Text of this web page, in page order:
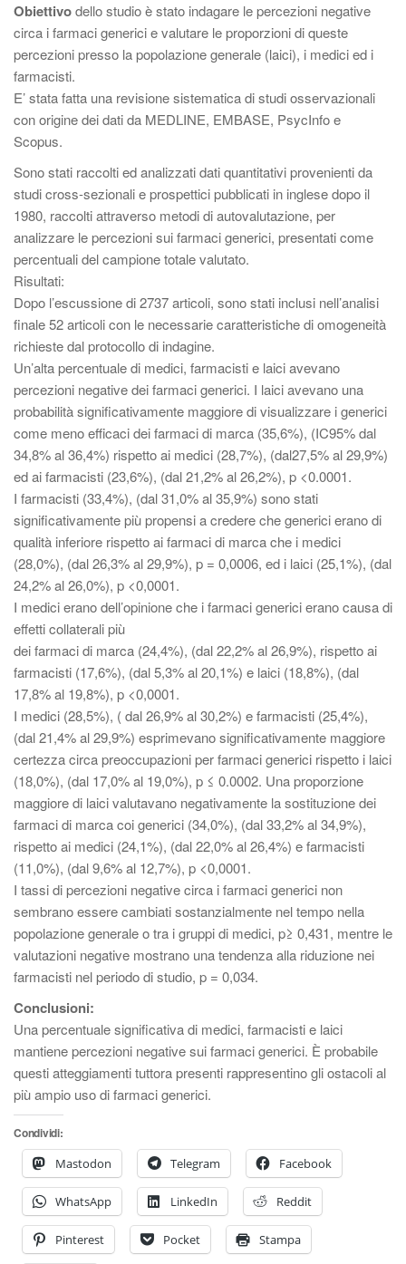
Obiettivodello studio è stato indagare le percezioni negative
circa i farmaci generici e valutare le proporzioni di queste
percezioni presso la popolazione generale (laici), i medici ed i
farmacisti.
E’ stata fatta una revisione sistematica di studi osservazionali
con origine dei dati da MEDLINE, EMBASE, PsycInfo e
Scopus.
Sono stati raccolti ed analizzati dati quantitativi provenienti da
studi cross-sezionali e prospettici pubblicati in inglese dopo il
1980, raccolti attraverso metodi di autovalutazione, per
analizzare le percezioni sui farmaci generici, presentati come
percentuali del campione totale valutato.
Risultati:
Dopo l’escussione di 2737 articoli, sono stati inclusi nell’analisi
finale 52 articoli con le necessarie caratteristiche di omogeneità
richieste dal protocollo di indagine.
Un’alta percentuale di medici, farmacisti e laici avevano
percezioni negative dei farmaci generici. I laici avevano una
probabilità significativamente maggiore di visualizzare i generici
come meno efficaci dei farmaci di marca (35,6%), (IC95% dal
34,8% al 36,4%) rispetto ai medici (28,7%), (dal27,5% al 29,9%)
ed ai farmacisti (23,6%), (dal 21,2% al 26,2%), p <0.0001.
I farmacisti (33,4%), (dal 31,0% al 35,9%) sono stati
significativamente più propensi a credere che generici erano di
qualità inferiore rispetto ai farmaci di marca che i medici
(28,0%), (dal 26,3% al 29,9%), p = 0,0006, ed i laici (25,1%), (dal
24,2% al 26,0%), p <0,0001.
I medici erano dell’opinione che i farmaci generici erano causa di
effetti collaterali più
dei farmaci di marca (24,4%), (dal 22,2% al 26,9%), rispetto ai
farmacisti (17,6%), (dal 5,3% al 20,1%) e laici (18,8%), (dal
17,8% al 19,8%), p <0,0001.
I medici (28,5%), ( dal 26,9% al 30,2%) e farmacisti (25,4%),
(dal 21,4% al 29,9%) esprimevano significativamente maggiore
certezza circa preoccupazioni per farmaci generici rispetto i laici
(18,0%), (dal 17,0% al 19,0%), p ≤ 0.0002. Una proporzione
maggiore di laici valutavano negativamente la sostituzione dei
farmaci di marca coi generici (34,0%), (dal 33,2% al 34,9%),
rispetto ai medici (24,1%), (dal 22,0% al 26,4%) e farmacisti
(11,0%), (dal 9,6% al 12,7%), p <0,0001.
I tassi di percezioni negative circa i farmaci generici non
sembrano essere cambiati sostanzialmente nel tempo nella
popolazione generale o tra i gruppi di medici, p≥ 0,431, mentre le
valutazioni negative mostrano una tendenza alla riduzione nei
farmacisti nel periodo di studio, p = 0,034.
Conclusioni:
Una percentuale significativa di medici, farmacisti e laici
mantiene percezioni negative sui farmaci generici. È probabile
questi atteggiamenti tuttora presenti rappresentino gli ostacoli al
più ampio uso di farmaci generici.
Condividi:
Mastodon
Telegram Facebook
WhatsApp LinkedIn Reddit
Pinterest Pocket Stampa